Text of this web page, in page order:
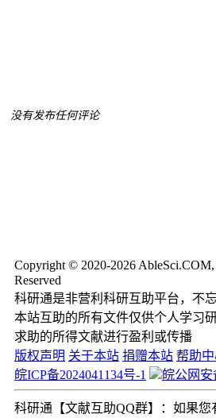
没有发布任何评论
Copyright © 2020-2026
Reserved
科研通是非营利科研互助平台，不
本站互助的所有文件仅供个人学习
求助的所得文献进行盈利或传播
版权声明 关于本站 捐赠本站 帮助
皖ICP备2024041134号-1
皖公网安
科研通【文献互助QQ群】：如果